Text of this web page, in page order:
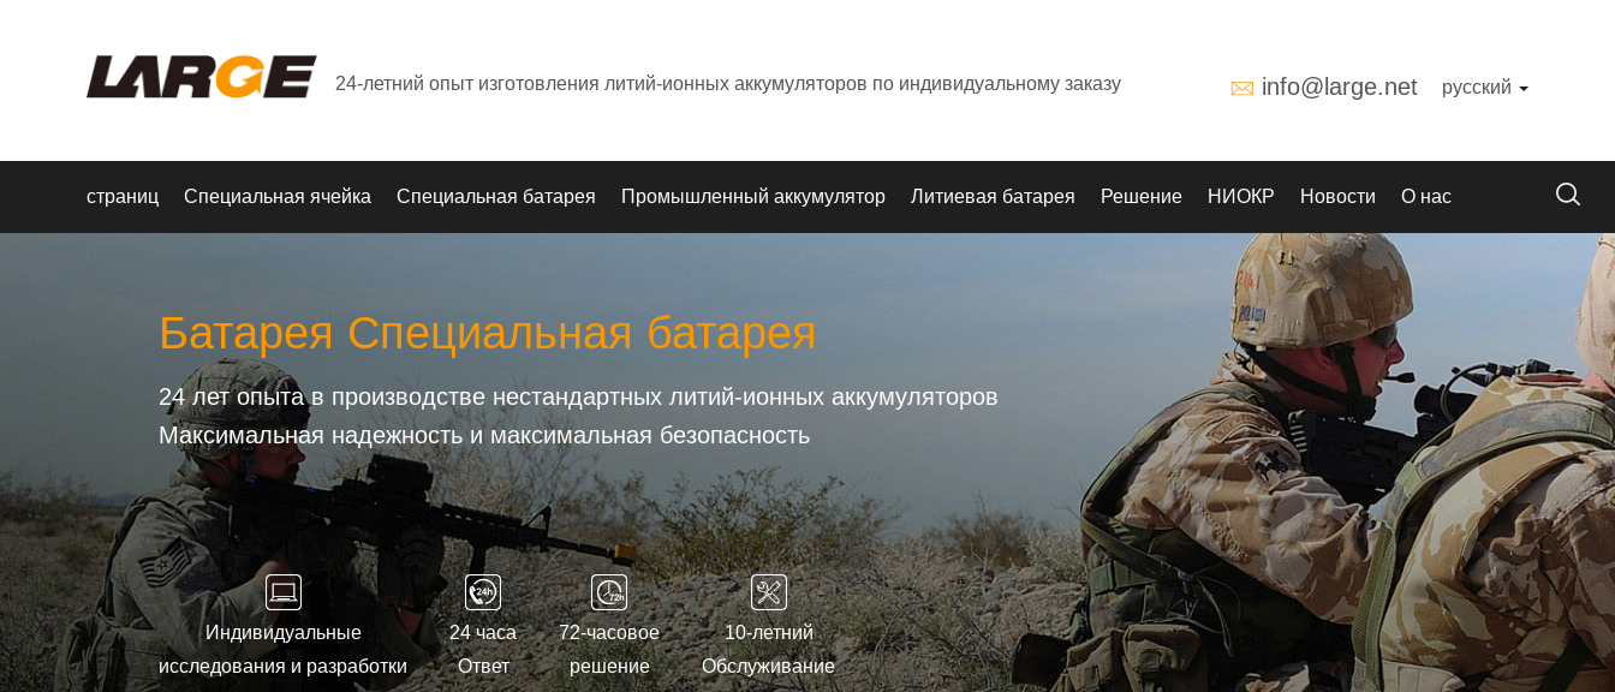
24-летний опыт изготовления литий-ионных аккумуляторов по индивидуальному заказу info@large.net русский
страниц Специальная ячейка Специальная батарея Промышленный аккумулятор Литиевая батарея Решение НИОКР Новости О нас
Батарея Специальная батарея
24 лет опыта в производстве нестандартных литий-ионных аккумуляторов
Максимальная надежность и максимальная безопасность
Индивидуальные
исследования и разработки
24 часа
Ответ
72-часовое
решение
10-летний
Обслуживание